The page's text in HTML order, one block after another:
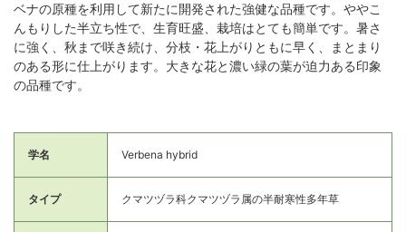
ベナの原種を利用して新たに開発された強健な品種です。ややこ
んもりした半立ち性で、生育旺盛、栽培はとても簡単です。暑さ
に強く、秋まで咲き続け、分枝・花上がりともに早く、まとまり
のある形に仕上がります。大きな花と濃い緑の葉が迫力ある印象
の品種です。
学名 Verbena hybrid
タイプ クマツヅラ科クマツヅラ属の半耐寒性多年草